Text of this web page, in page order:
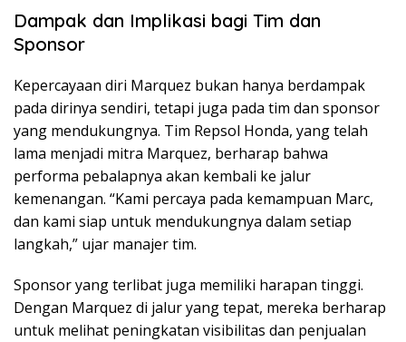
Dampak dan Implikasi bagi Tim dan
Sponsor
Kepercayaan diri Marquez bukan hanya berdampak
pada dirinya sendiri, tetapi juga pada tim dan sponsor
yang mendukungnya. Tim Repsol Honda, yang telah
lama menjadi mitra Marquez, berharap bahwa
performa pebalapnya akan kembali ke jalur
kemenangan. “Kami percaya pada kemampuan Marc,
dan kami siap untuk mendukungnya dalam setiap
langkah,” ujar manajer tim.
Sponsor yang terlibat juga memiliki harapan tinggi.
Dengan Marquez di jalur yang tepat, mereka berharap
untuk melihat peningkatan visibilitas dan penjualan